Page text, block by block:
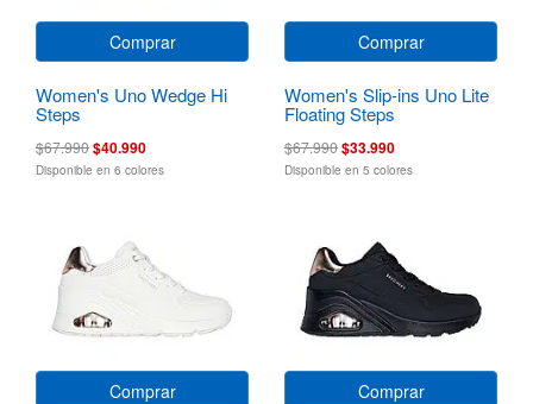
Comprar
Women's Uno Wedge Hi
Steps
$67.990$40.990
Disponible en 6 colores
Comprar
Women's Slip-ins Uno Lite
Floating Steps
$67.990$33.990
Disponible en 5 colores
Comprar Comprar